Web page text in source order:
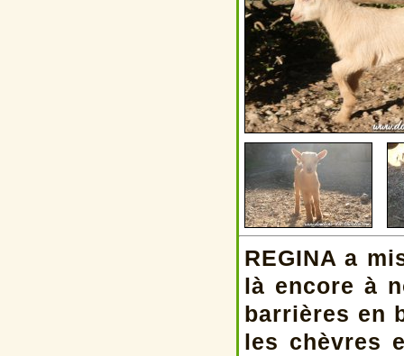
REGINA a
là encore à
barrières en
les chèvres